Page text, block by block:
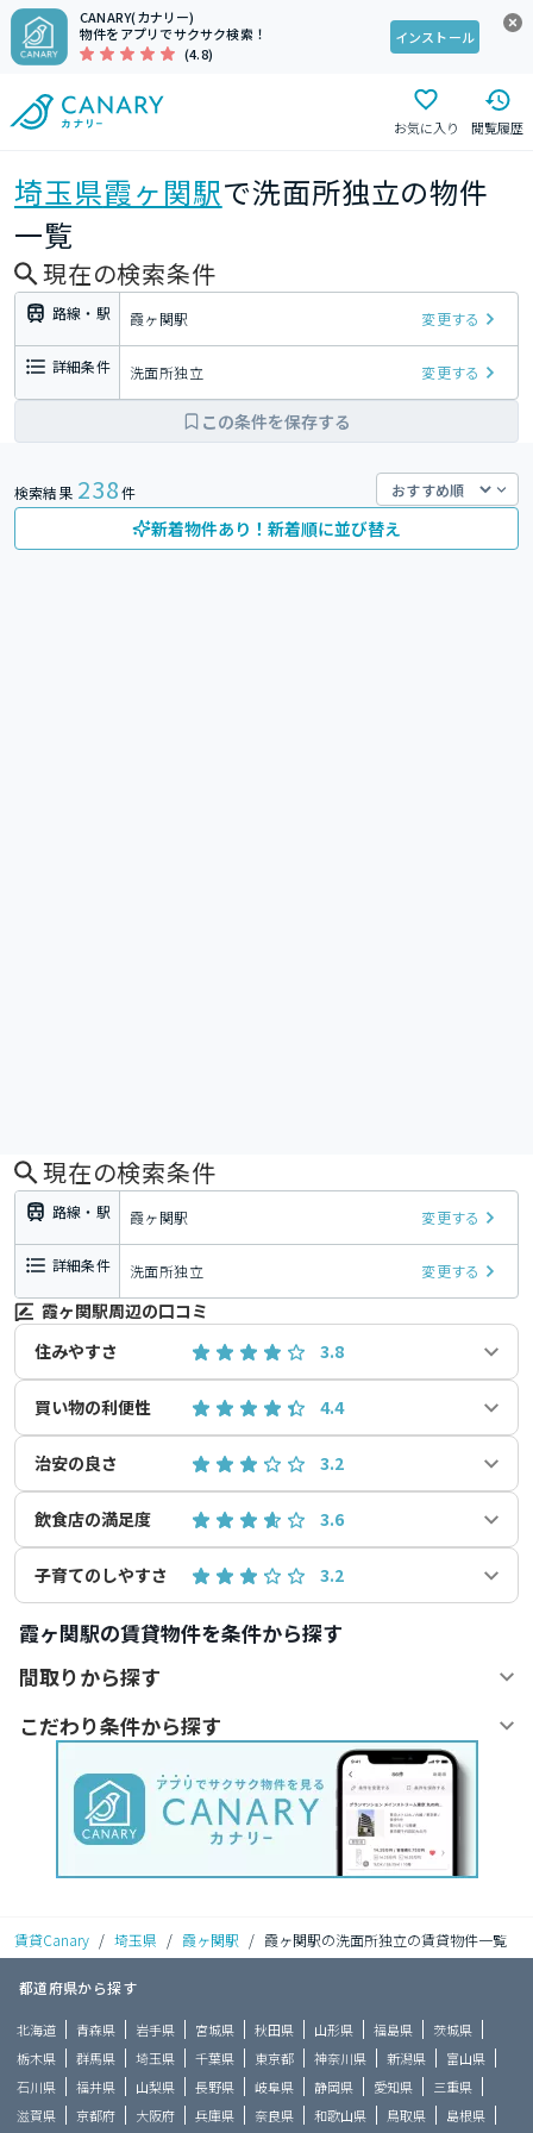
CANARY(カナリー)
物件をアプリでサクサク検索！
(4.8)
インストール
お気に入り 閲覧履歴
埼玉県霞ヶ関駅で洗面所独立の物件
一覧
現在の検索条件
路線・駅 霞ヶ関駅 変更する
詳細条件 洗面所独立 変更する
この条件を保存する
検索結果 238件
新着物件あり！新着順に並び替え
現在の検索条件
路線・駅 霞ヶ関駅 変更する
詳細条件 洗面所独立 変更する
霞ヶ関駅周辺の口コミ
住みやすさ
3.8
買い物の利便性 4.4
治安の良さ 3.2
飲食店の満足度 3.6
子育てのしやすさ 3.2
霞ヶ関駅の賃貸物件を条件から探す
間取りから探す
こだわり条件から探す
賃貸Canary / 埼玉県 / 霞ヶ関駅 / 霞ヶ関駅の洗面所独立の賃貸物件一覧
都道府県から探す
北海道 青森県 岩手県 宮城県 秋田県 山形県 福島県
茨城県
栃木県
群馬県 埼玉県 千葉県 東京都 神奈川県 新潟県
富山県
石川県
福井県 山梨県 長野県 岐阜県 静岡県 愛知県
三重県
滋賀県
京都府 大阪府 兵庫県 奈良県 和歌山県 鳥取県 島根県